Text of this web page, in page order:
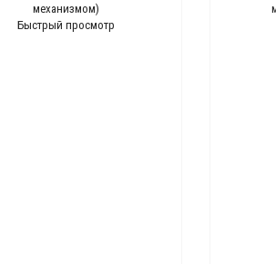
Быстрый просмотр